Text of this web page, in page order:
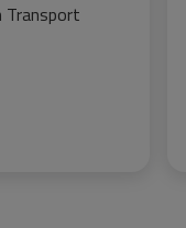
Transport